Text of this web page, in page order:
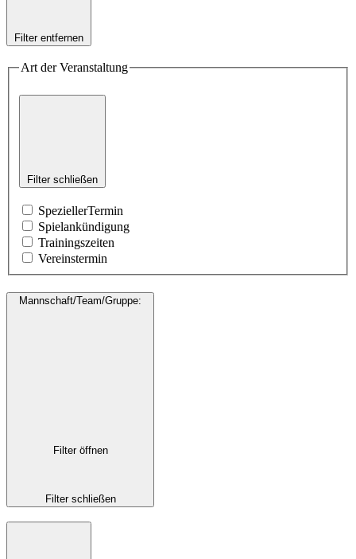
Filter entfernen
Art der Veranstaltung
Filter schließen
SpeziellerTermin
Spielankündigung
Trainingszeiten
Vereinstermin
Mannschaft/Team/Gruppe:
Filter öffnen
Filter schließen